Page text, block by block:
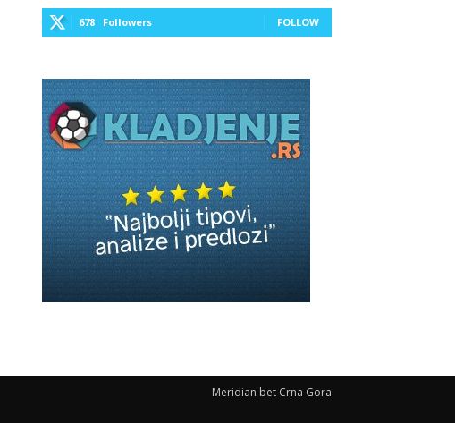
678 Followers FOLLOW
Meridian bet Crna Gora